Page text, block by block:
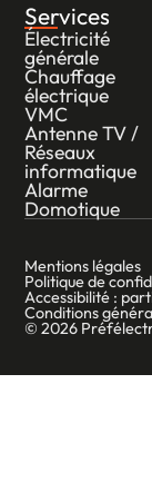
Services
Électricité
générale
Chauffage
électrique
VMC
Antenne TV /
Réseaux
informatique
Alarme
Domotique
© 2026
Mentions légales
Politique de
Accessibilité :
Conditions